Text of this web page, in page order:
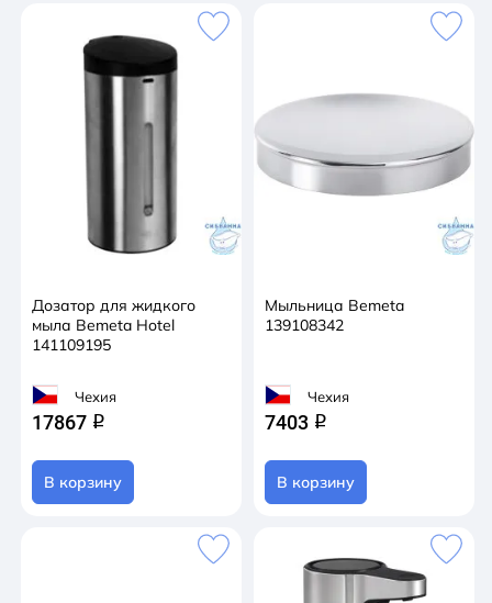
Дозатор для жидкого
мыла Bemeta Hotel
141109195
Чехия
17867 q
В корзину
Мыльница Bemeta
139108342
Чехия
7403 q
В корзину